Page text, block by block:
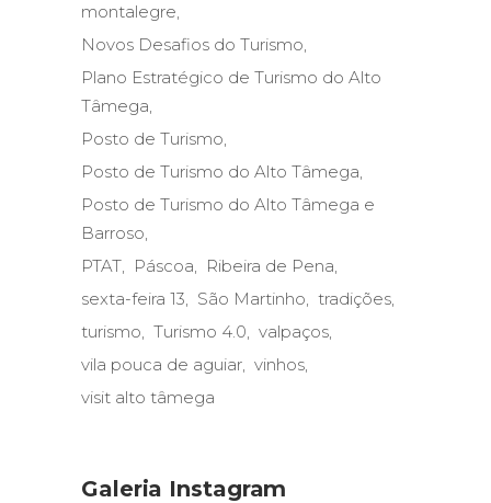
montalegre
Novos Desafios do Turismo
Plano Estratégico de Turismo do Alto
Tâmega
Posto de Turismo
Posto de Turismo do Alto Tâmega
Posto de Turismo do Alto Tâmega e
Barroso
PTAT
Páscoa
Ribeira de Pena
sexta-feira 13
São Martinho
tradições
turismo
Turismo 4.0
valpaços
vila pouca de aguiar vinhos
visit alto tâmega
Galeria Instagram